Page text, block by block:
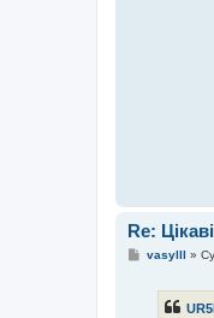
Re:
Пvasylll »